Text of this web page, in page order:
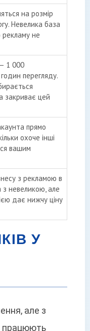
на розмір
Невелика база
рекламу не
1 000
годин перегляду.
закриває цей
прямо
охоче інші
вашим
з рекламою в
з невеликою, але
дає нижчу ціну
У
але з
працюють